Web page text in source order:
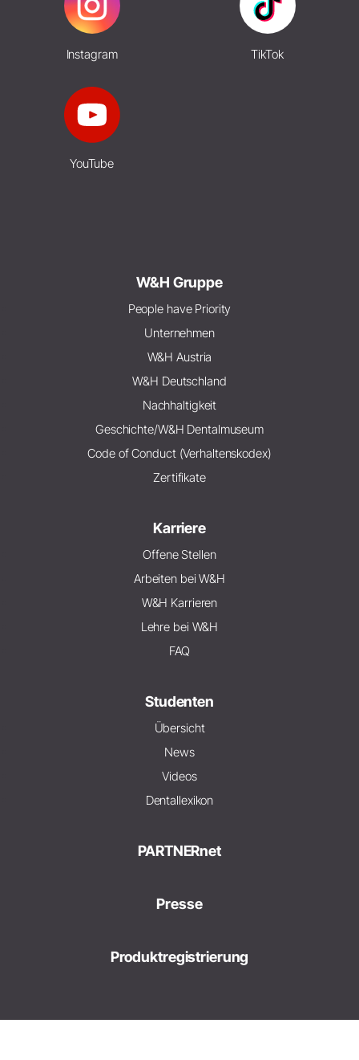
Instagram TikTok
YouTube
W&H Gruppe
People have Priority
Unternehmen
W&H Austria
W&H Deutschland
Nachhaltigkeit
Geschichte/W&H Dentalmuseum
Code of Conduct (Verhaltenskodex)
Zertifikate
Karriere
Offene Stellen
Arbeiten bei W&H
W&H Karrieren
Lehre bei W&H
FAQ
Studenten
Übersicht
News
Videos
Dentallexikon
PARTNERnet
Presse
Produktregistrierung